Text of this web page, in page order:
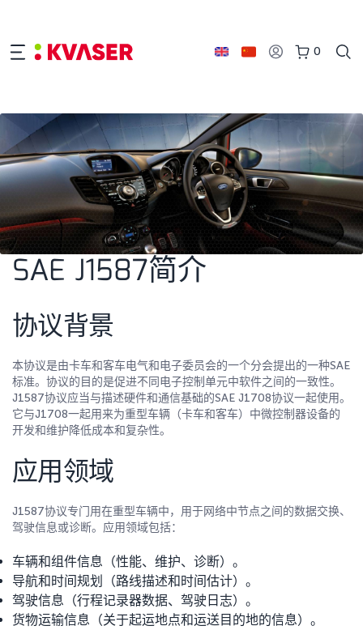
0
SAE J1587简介
协议背景
本协议是由卡车和客车电气和电子委员会的一个分会提出的一种SAE
标准。协议的目的是促进不同电子控制单元中软件之间的一致性。
J1587协议应当与描述硬件和通信基础的SAE J1708协议一起使用。
它与J1708一起用来为重型车辆（卡车和客车）中微控制器设备的
开发和维护降低成本和复杂性。
应用领域
J1587协议专门用在重型车辆中，用于网络中节点之间的数据交换、
驾驶信息或诊断。应用领域包括：
车辆和组件信息（性能、维护、诊断）。
导航和时间规划（路线描述和时间估计）。
驾驶信息（行程记录器数据、驾驶日志）。
货物运输信息（关于起运地点和运送目的地的信息）。